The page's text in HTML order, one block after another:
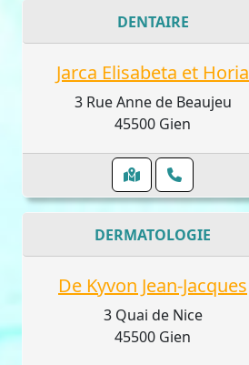
DENTAIRE
Jarca Elisabeta et Horia
3 Rue Anne de Beaujeu
45500 Gien
DERMATOLOGIE
De Kyvon Jean-Jacques
3 Quai de Nice
45500 Gien